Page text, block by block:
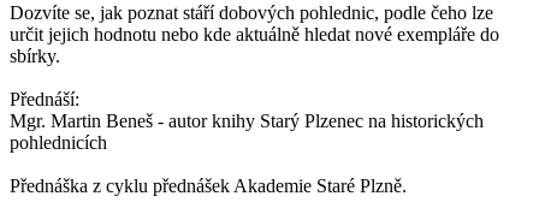
Dozvíte se, jak poznat stáří dobových pohlednic, podle čeho lze
určit jejich hodnotu nebo kde aktuálně hledat nové exempláře do
sbírky.
Přednáší:
Mgr. Martin Beneš - autor knihy Starý Plzenec na historických
pohlednicích
Přednáška z cyklu přednášek Akademie Staré Plzně.